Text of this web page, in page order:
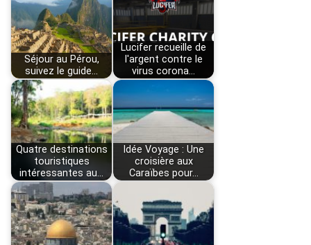
Séjour au Pérou,
suivez le guide…
Lucifer recueille de
l'argent contre le
virus corona…
Quatre destinations
touristiques
intéressantes au…
Idée Voyage : Une
croisière aux
Caraïbes pour…